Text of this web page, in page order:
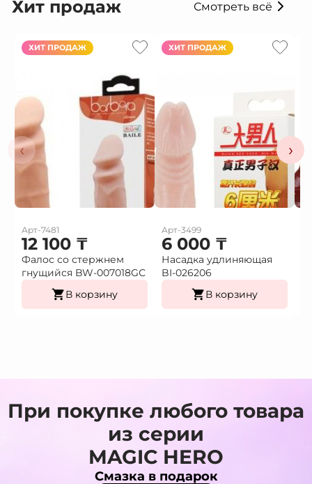
Хит продаж Смотреть всё
‹
ХИТ ПРОДАЖ
Арт-7481
12 100 ₸
Фалос со стержнем
гнущийся BW-007018GС
В корзину
ХИТ ПРОДАЖ
Арт-3499
6 000 ₸
Насадка удлиняющая
BI-026206
В корзину
›
При покупке любого товара
из серии
MAGIC HERO
Смазка в подарок